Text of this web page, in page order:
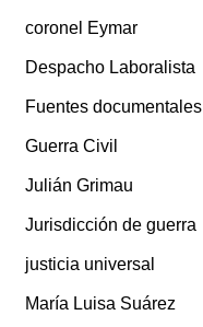
coronel Eymar
Despacho Laboralista
Fuentes documentales
Guerra Civil
Julián Grimau
Jurisdicción de guerra
justicia universal
María Luisa Suárez